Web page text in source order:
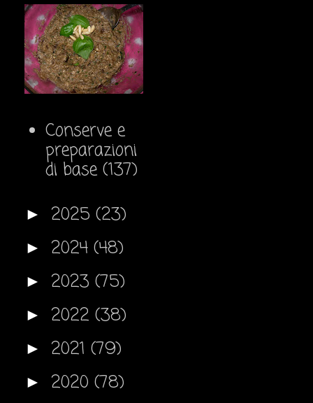
Conserve e
preparazioni
di base (137)
► 2025 (23)
► 2024 (48)
► 2023 (75)
► 2022 (38)
► 2021 (79)
► 2020 (78)